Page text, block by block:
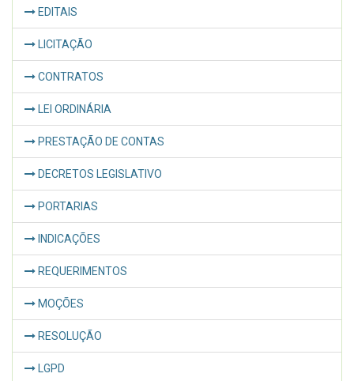
EDITAIS
LICITAÇÃO
CONTRATOS
LEI ORDINÁRIA
PRESTAÇÃO DE CONTAS
DECRETOS LEGISLATIVO
PORTARIAS
INDICAÇÕES
REQUERIMENTOS
MOÇÕES
RESOLUÇÃO
LGPD